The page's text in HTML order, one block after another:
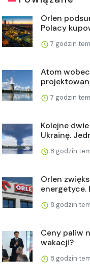
Orlen
Polacy
7 godzin
Atom
7 godzin
Kolejne
Ukrainę.
8 godzin
Orlen
energetyce.
8 godzin
Ceny paliw
wakacji?
8 godzin